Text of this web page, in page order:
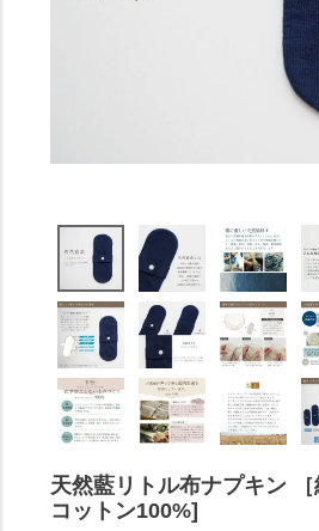
天然藍リトル布ナプキン
コットン100%]